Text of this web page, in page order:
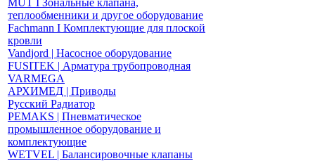
MUT І Зональные клапана,
теплообменники и другое оборудование
Fachmann І Комплектующие для плоской
кровли
Vandjord | Насосное оборудование
FUSITEK | Арматура трубопроводная
VARMEGA
АРХИМЕД | Приводы
Русский Радиатор
PEMAKS | Пневматическое
промышленное оборудование и
комплектующие
WETVEL | Балансировочные клапаны